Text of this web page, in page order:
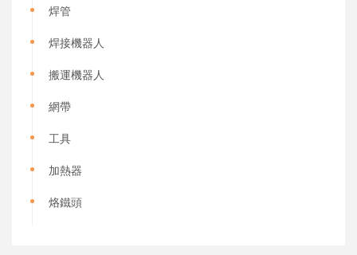
焊管
焊接機器人
搬運機器人
網帶
工具
加熱器
烙鐵頭